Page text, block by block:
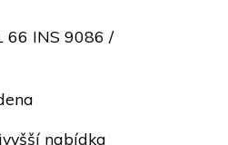
66 INS 9086 /
nabídka